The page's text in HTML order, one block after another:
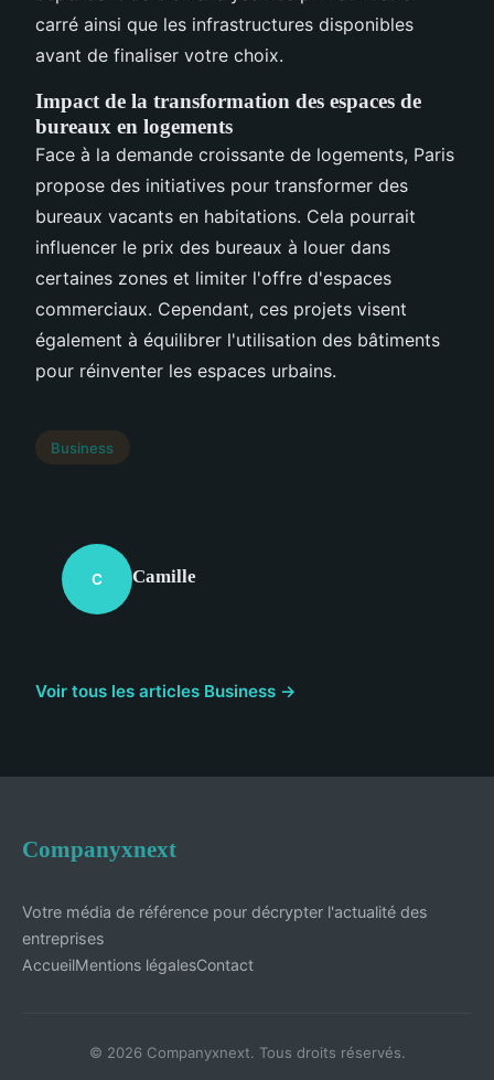
carré ainsi que les infrastructures disponibles
avant de finaliser votre choix.
Impact de la transformation des espaces de
bureaux en logements
Face à la demande croissante de logements, Paris
propose des initiatives pour transformer des
bureaux vacants en habitations. Cela pourrait
influencer le prix des bureaux à louer dans
certaines zones et limiter l'offre d'espaces
commerciaux. Cependant, ces projets visent
également à équilibrer l'utilisation des bâtiments
pour réinventer les espaces urbains.
Business
C Camille
Voir tous les articles Business →
Companyxnext
Votre média de référence pour décrypter l'actualité des
entreprises
AccueilMentions légalesContact
© 2026 Companyxnext. Tous droits réservés.